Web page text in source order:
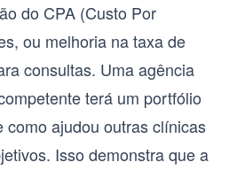
do CPA (Custo Por
ou melhoria na taxa de
consultas. Uma agência
terá um portfólio
como ajudou outras clínicas
Isso demonstra que a